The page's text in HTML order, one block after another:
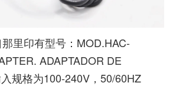
里印有型号：MOD.HAC-
ADAPTADOR DE
规格为100-240V，50/60HZ